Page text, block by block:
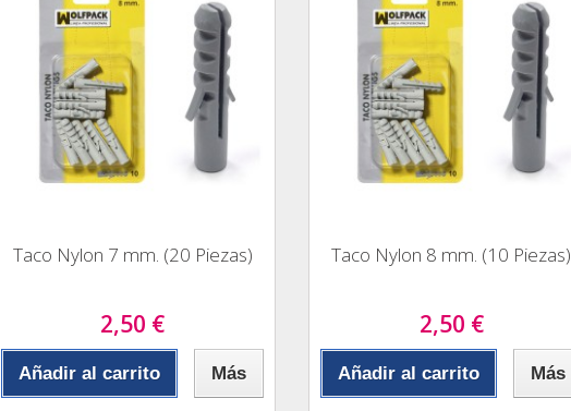
Taco Nylon 7 mm. (20 Piezas)
2,50 €
Añadir al carrito Más
Taco Nylon 8 mm. (10 Piezas)
2,50 €
Añadir al carrito Más